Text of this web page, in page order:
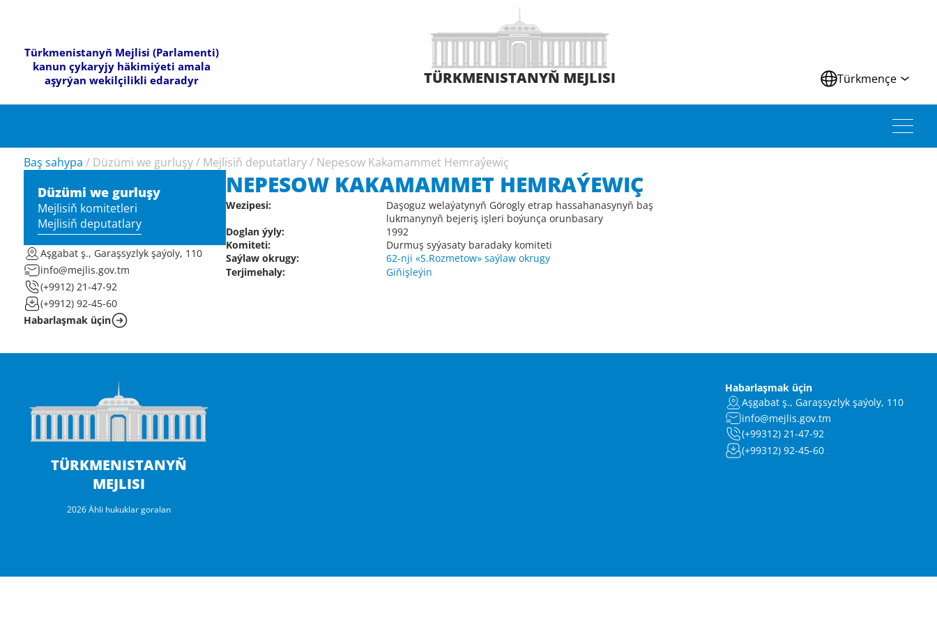
Türkmenistanyň Mejlisi (Parlamenti)
kanun çykaryjy häkimiýeti amala
aşyrýan wekilçilikli edaradyr
TÜRKMENISTANYŇ MEJLISI Türkmençe
Baş sahypa / Düzümi we gurluşy / Mejlisiň deputatlary / Nepesow Kakamammet Hemraýewiç
Düzümi we gurluşy
Mejlisiň komitetleri
Mejlisiň deputatlary
Aşgabat ş., Garaşsyzlyk şaýoly, 110
info@mejlis.gov.tm
(+9912) 21-47-92
(+9912) 92-45-60
Habarlaşmak üçin
NEPESOW KAKAMAMMET HEMRAÝEWIÇ
Wezipesi:
Daşoguz welaýatynyň Görogly etrap hassahanasynyň baş
lukmanynyň bejeriş işleri boýunça orunbasary
Doglan ýyly:
1992
Komiteti:
Durmuş syýasaty baradaky komiteti
Saýlaw okrugy:
62-nji «S.Rozmetow» saýlaw okrugy
Terjimehaly:
Giňişleýin
TÜRKMENISTANYŇ
MEJLISI
2026 Ähli hukuklar goralan
Habarlaşmak üçin
Aşgabat ş., Garaşsyzlyk şaýoly, 110
info@mejlis.gov.tm
(+99312) 21-47-92
(+99312) 92-45-60